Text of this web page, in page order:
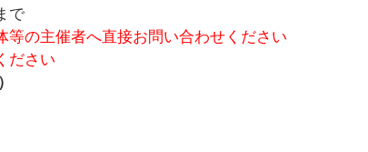
で
の主催者へ直接お問い合わせください
ださい